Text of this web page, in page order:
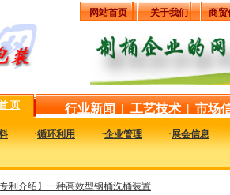
网站首页 关于我们 商贸
页 行业新闻 | 工艺技术 | 市场
·循环利用 ·企业管理 ·展会信息
专利介绍】一种高效型钢桶洗桶装置